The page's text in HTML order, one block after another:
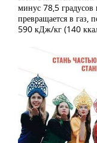
минус 78,5
превращается в газ,
590 кДж/кг (140